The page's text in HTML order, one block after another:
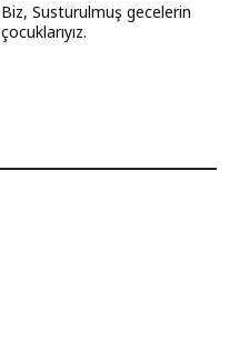
Biz, Susturulmuş gecelerin
çocuklarıyız.